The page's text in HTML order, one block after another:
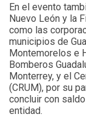
En el evento
Nuevo León y la
como las
municipios de
Montemorelos e
Bomberos
Monterrey, y el
(CRUM), por su
concluir con
entidad.